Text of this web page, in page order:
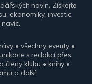
novin. Získejte
ekonomiky, investic,
• všechny eventy •
s redakcí přes
klubu • knihy •
a další